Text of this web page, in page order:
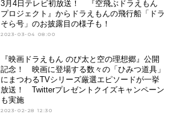
3月4日テレビ初放送！ 『空飛ぶドラえもん
プロジェクト』からドラえもんの飛行船「ドラ
そら号」のお披露目の様子も！
2023-03-04 08:00
『映画ドラえもん のび太と空の理想郷』公開
記念！ 映画に登場する数々の「ひみつ道具」
にまつわるTVシリーズ厳選エピソードが一挙
放送！ Twitterプレゼントクイズキャンペーン
も実施
2023-02-28 12:30